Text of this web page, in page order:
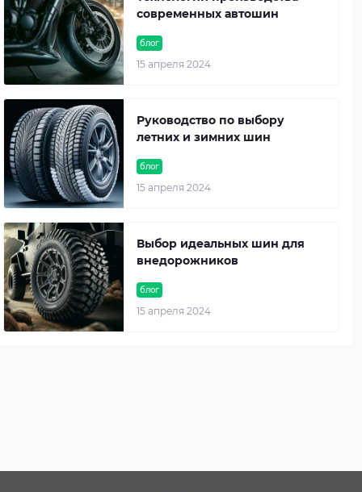
блог
15 апреля 2024
современных автошин
блог
15 апреля 2024
Руководство по выбору
летних и зимних шин
блог
15 апреля 2024
Выбор идеальных шин для
внедорожников